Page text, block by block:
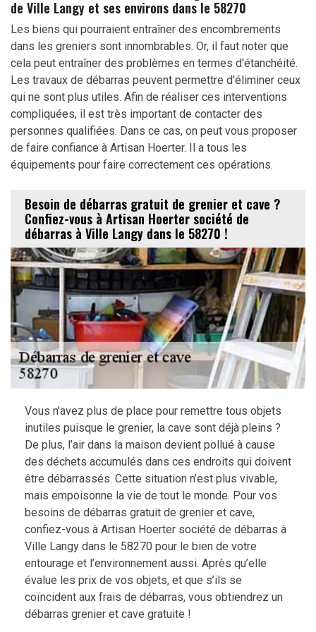
de Ville Langy et ses environs dans le 58270
Les biens qui pourraient entraîner des encombrements
dans les greniers sont innombrables. Or, il faut noter que
cela peut entraîner des problèmes en termes d'étanchéité.
Les travaux de débarras peuvent permettre d'éliminer ceux
qui ne sont plus utiles. Afin de réaliser ces interventions
compliquées, il est très important de contacter des
personnes qualifiées. Dans ce cas, on peut vous proposer
de faire confiance à Artisan Hoerter. Il a tous les
équipements pour faire correctement ces opérations.
Besoin de débarras gratuit de grenier et cave ?
Confiez-vous à Artisan Hoerter société de
débarras à Ville Langy dans le 58270 !
Vous n’avez plus de place pour remettre tous objets
inutiles puisque le grenier, la cave sont déjà pleins ?
De plus, l’air dans la maison devient pollué à cause
des déchets accumulés dans ces endroits qui doivent
être débarrassés. Cette situation n’est plus vivable,
mais empoisonne la vie de tout le monde. Pour vos
besoins de débarras gratuit de grenier et cave,
confiez-vous à Artisan Hoerter société de débarras à
Ville Langy dans le 58270 pour le bien de votre
entourage et l’environnement aussi. Après qu’elle
évalue les prix de vos objets, et que s’ils se
coïncident aux frais de débarras, vous obtiendrez un
débarras grenier et cave gratuite !